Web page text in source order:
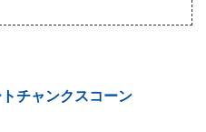
チャンクスコーン